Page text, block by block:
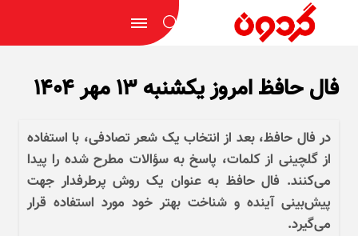
فال حافظ امروز یکشنبه ۱۳ مهر ۱۴۰۴
در فال حافظ، بعد از انتخاب یک شعر تصادفی، با استفاده
از گلچینی از کلمات، پاسخ به سؤالات مطرح شده را پیدا
می‌کنند. فال حافظ به عنوان یک روش پرطرفدار جهت
پیش‌بینی آینده و شناخت بهتر خود مورد استفاده قرار
می‌گیرد.